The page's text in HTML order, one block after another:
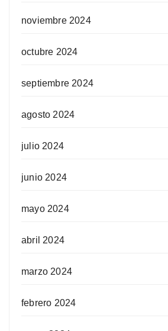
noviembre 2024
octubre 2024
septiembre 2024
agosto 2024
julio 2024
junio 2024
mayo 2024
abril 2024
marzo 2024
febrero 2024